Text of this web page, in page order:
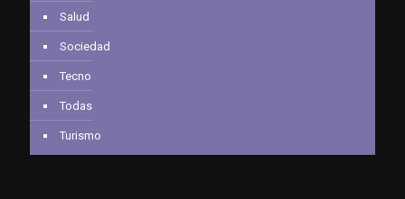
Salud
Sociedad
Tecno
Todas
Turismo